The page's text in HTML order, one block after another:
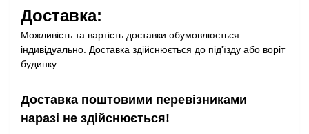
Доставка:
Можливість та вартість доставки обумовлюється
індивідуально. Доставка здійснюється до під'їзду або воріт
будинку.
Доставка поштовими перевізниками
наразі не здійснюється!